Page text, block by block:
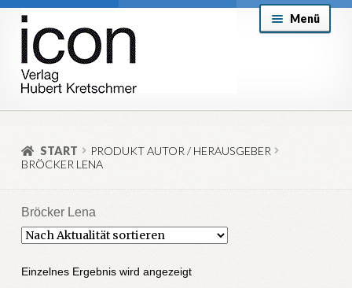
Zur
Navigation
springen
Zum
Inhalt
springen
Menü
About
Versand & Lieferung
Aktuell
START
PRODUKT AUTOR / HERAUSGEBER
BRÖCKER LENA
Bröcker Lena
Einzelnes Ergebnis wird angezeigt